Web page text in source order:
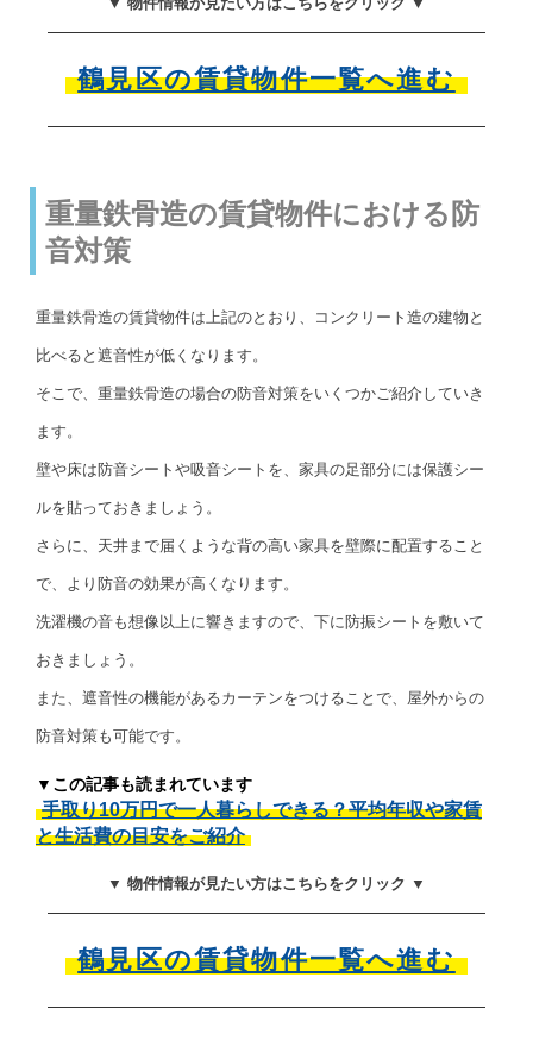
鶴見区の賃貸物件一覧へ進む
重量鉄骨造の賃貸物件における防
音対策
重量鉄骨造の賃貸物件は上記のとおり、コンクリート造の建物と
比べると遮音性が低くなります。
そこで、重量鉄骨造の場合の防音対策をいくつかご紹介していき
ます。
壁や床は防音シートや吸音シートを、家具の足部分には保護シー
ルを貼っておきましょう。
さらに、天井まで届くような背の高い家具を壁際に配置すること
で、より防音の効果が高くなります。
洗濯機の音も想像以上に響きますので、下に防振シートを敷いて
おきましょう。
また、遮音性の機能があるカーテンをつけることで、屋外からの
防音対策も可能です。
▼この記事も読まれています
手取り10万円で一人暮らしできる？平均年収や家賃
と生活費の目安をご紹介
▼ 物件情報が見たい方はこちらをクリック ▼
鶴見区の賃貸物件一覧へ進む